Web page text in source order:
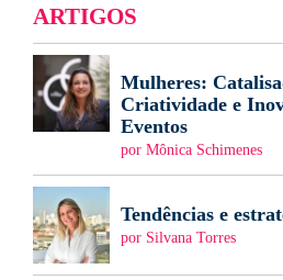
ARTIGOS
Mulheres:
Criatividade e
Eventos
por Mônica Schimenes
Tendências e
por Silvana Torres